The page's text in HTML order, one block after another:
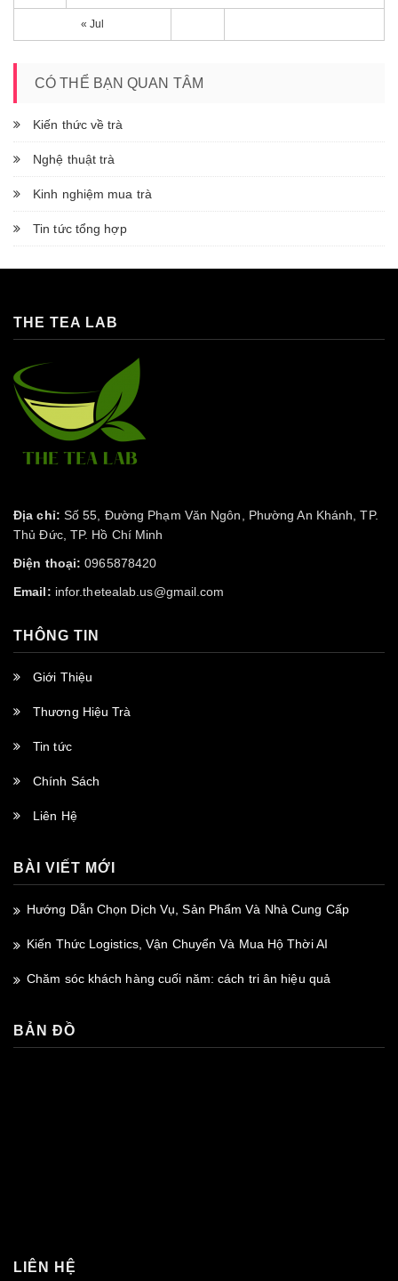
« Jul
CÓ THỂ BẠN QUAN TÂM
Kiến thức về trà
Nghệ thuật trà
Kinh nghiệm mua trà
Tin tức tổng hợp
THE TEA LAB
Địa chỉ: Số 55, Đường Phạm Văn Ngôn, Phường An Khánh, TP.
Thủ Đức, TP. Hồ Chí Minh
Điện thoại: 0965878420
Email: infor.thetealab.us@gmail.com
THÔNG TIN
Giới Thiệu
Thương Hiệu Trà
Tin tức
Chính Sách
Liên Hệ
BÀI VIẾT MỚI
Hướng Dẫn Chọn Dịch Vụ, Sản Phẩm Và Nhà Cung Cấp
Kiến Thức Logistics, Vận Chuyển Và Mua Hộ Thời AI
Chăm sóc khách hàng cuối năm: cách tri ân hiệu quả
BẢN ĐỒ
LIÊN HỆ